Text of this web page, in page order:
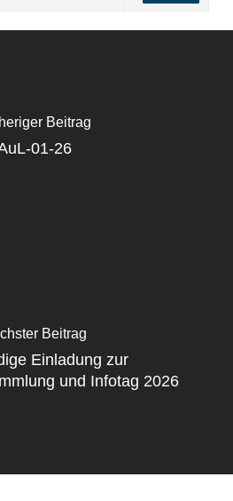
Beitrag
01-26
Beitrag
Einladung zur
und Infotag 2026